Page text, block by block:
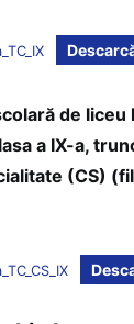
de liceu
a IX-a,
(CS)